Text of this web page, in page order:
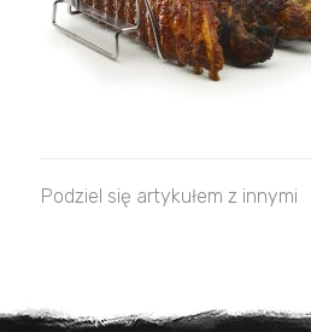
Podziel się artykułem z innymi